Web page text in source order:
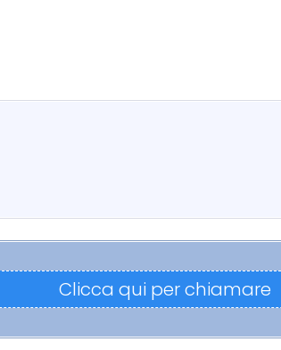
Clicca qui per chiamare